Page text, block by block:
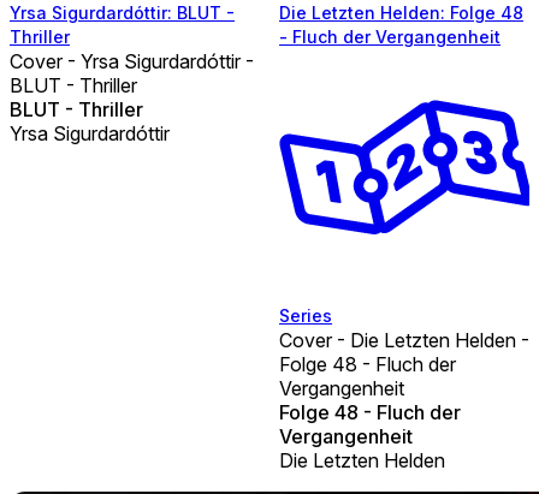
Yrsa Sigurdardóttir: BLUT -
Thriller
Cover - Yrsa Sigurdardóttir -
BLUT - Thriller
BLUT - Thriller
Yrsa Sigurdardóttir
Die Letzten Helden: Folge 48
- Fluch der Vergangenheit
Series
Cover - Die Letzten Helden -
Folge 48 - Fluch der
Vergangenheit
Folge 48 - Fluch der
Vergangenheit
Die Letzten Helden